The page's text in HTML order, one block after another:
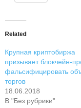
Related
Крупная криптобиржа
призывает блокчейн-
фальсифицировать
торгов
18.06.2018
В "Без рубрики"